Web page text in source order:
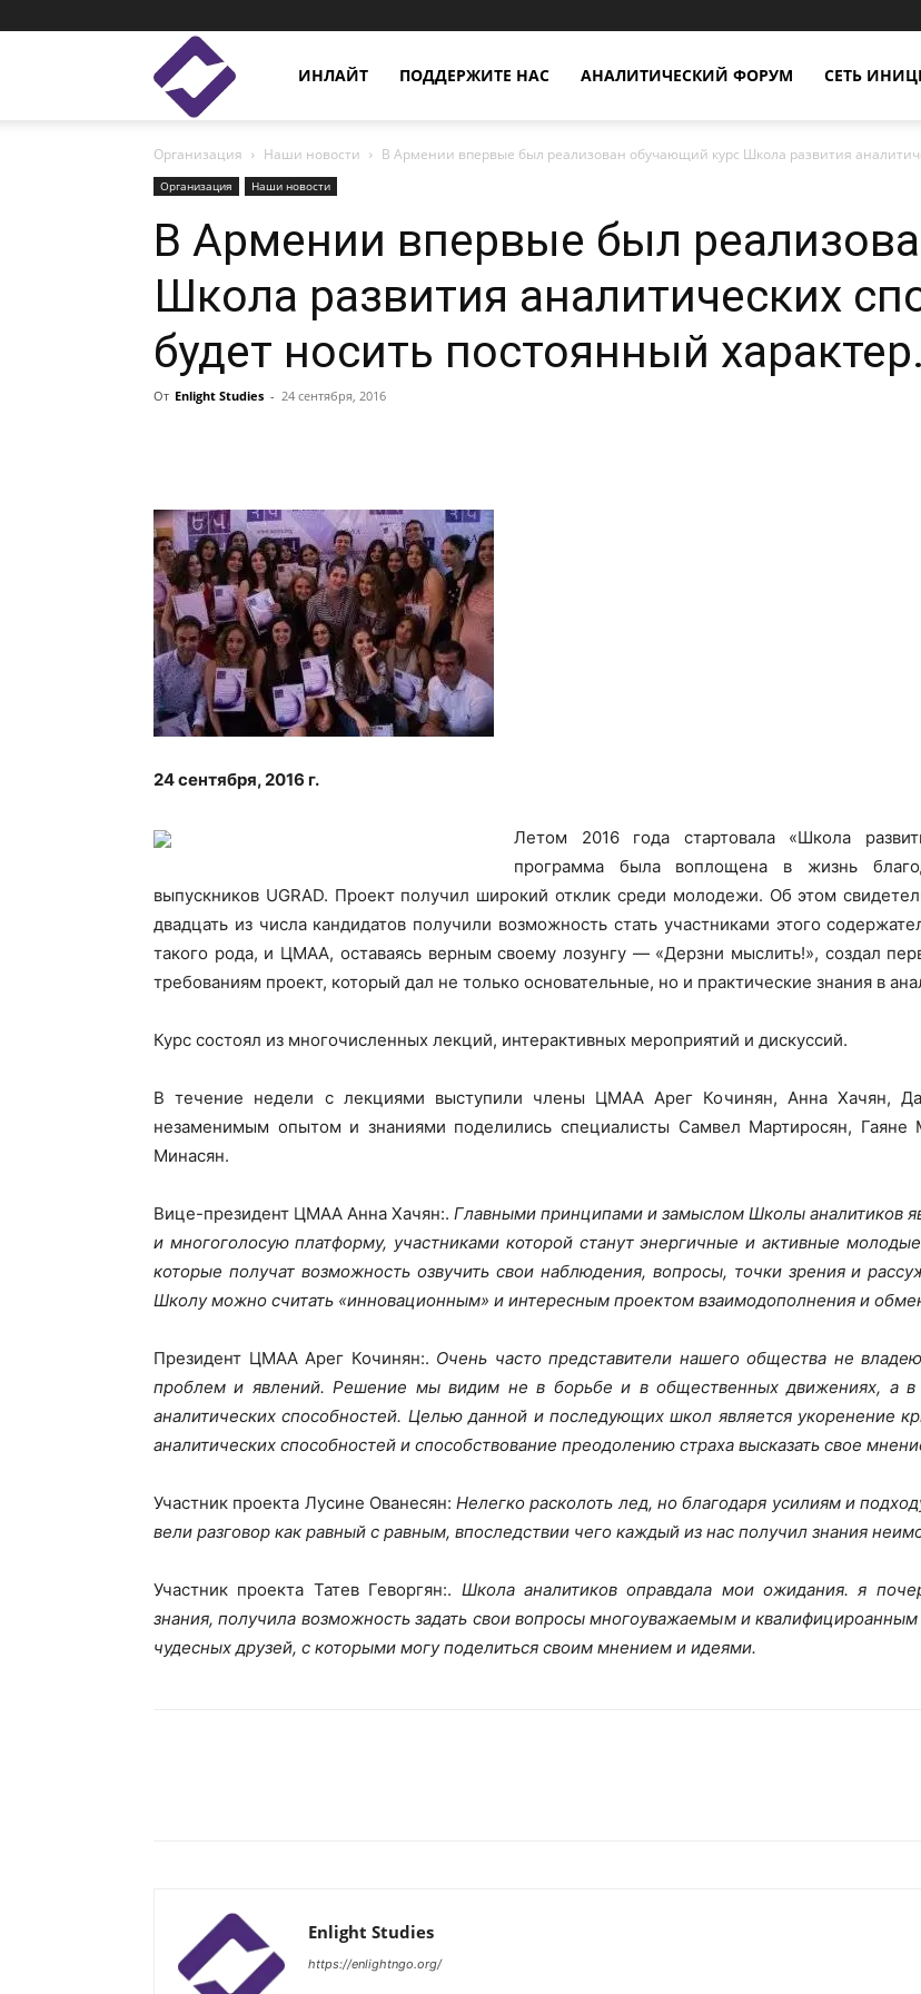
Enlight
Studies
ИНЛАЙТ ПОДДЕРЖИТЕ НАС АНАЛИТИЧЕСКИЙ ФОРУМ СЕТЬ
Организация Наши новости В Армении впервые был реализован обучающий курс Школа развития
Организация Наши новости
В Армении впервые был
Школа развития аналитических
будет носить постоянный
От Enlight Studies - 24 сентября, 2016
24 сентября, 2016 г.
Летом 2016 года стартовала «Школа
программа была воплощена в жизнь
выпускников UGRAD. Проект получил широкий отклик среди молодежи. Об этом
двадцать из числа кандидатов получили возможность стать участниками этого
такого рода, и ЦМАА, оставаясь верным своему лозунгу — «Дерзни мыслить!», создал
требованиям проект, который дал не только основательные, но и практические знания в
Курс состоял из многочисленных лекций, интерактивных мероприятий и дискуссий.
В течение недели с лекциями выступили члены ЦМАА Арег Кочинян, Анна Хачян,
незаменимым опытом и знаниями поделились специалисты Самвел Мартиросян,
Минасян.
Вице-президент ЦМАА Анна Хачян:. Главными принципами и замыслом Школы аналитиков
и многоголосую платформу, участниками которой станут энергичные и активные
которые получат возможность озвучить свои наблюдения, вопросы, точки зрения и
Школу можно считать «инновационным» и интересным проектом взаимодополнения и
Президент ЦМАА Арег Кочинян:. Очень часто представители нашего общества не
проблем и явлений. Решение мы видим не в борьбе и в общественных движениях, а в
аналитических способностей. Целью данной и последующих школ является укоренение
аналитических способностей и способствование преодолению страха высказать свое
Участник проекта Лусине Ованесян:Нелегко расколоть лед, но благодаря усилиям и
вели разговор как равный с равным, впоследствии чего каждый из нас получил знания
Участник проекта Татев Геворгян:. Школа аналитиков оправдала мои ожидания. я
знания, получила возможность задать свои вопросы многоуважаемым и
чудесных друзей, с которыми могу поделиться своим мнением и идеями.
Enlight Studies
https://enlightngo.org/